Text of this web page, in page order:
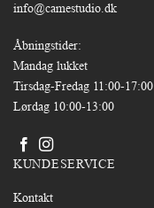
info@camestudio.dk
Åbningstider:
Mandag lukket
Tirsdag-Fredag 11:00-17:00
Lørdag 10:00-13:00
KUNDESERVICE
Kontakt